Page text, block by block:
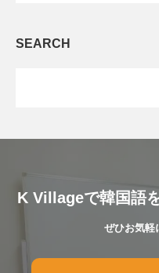
SEARCH
K Villageで韓国語
ぜひお気軽